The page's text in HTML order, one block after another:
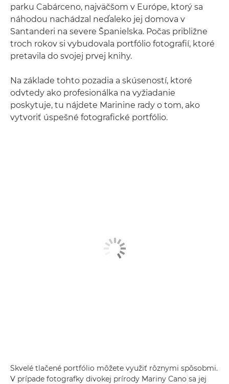
parku Cabárceno, najväčšom v Európe, ktorý sa
náhodou nachádzal neďaleko jej domova v
Santanderi na severe Španielska. Počas približne
troch rokov si vybudovala portfólio fotografií, ktoré
pretavila do svojej prvej knihy.
Na základe tohto pozadia a skúseností, ktoré
odvtedy ako profesionálka na vyžiadanie
poskytuje, tu nájdete Marinine rady o tom, ako
vytvoriť úspešné fotografické portfólio.
Skvelé tlačené portfólio môžete využiť rôznymi spôsobmi.
V prípade fotografky divokej prírody Mariny Cano sa jej